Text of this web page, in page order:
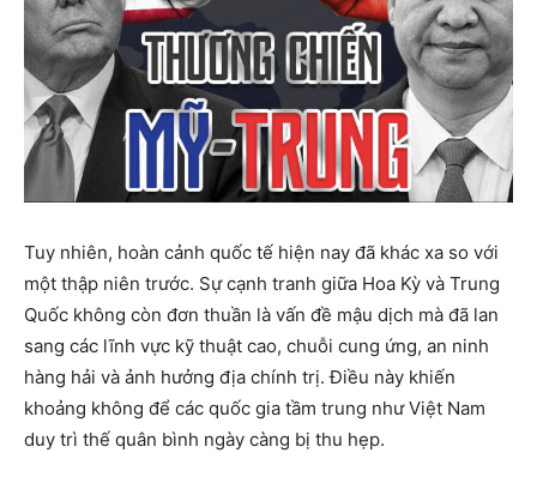
Tuy nhiên, hoàn cảnh quốc tế hiện nay đã khác xa so với
một thập niên trước. Sự cạnh tranh giữa Hoa Kỳ và Trung
Quốc không còn đơn thuần là vấn đề mậu dịch mà đã lan
sang các lĩnh vực kỹ thuật cao, chuỗi cung ứng, an ninh
hàng hải và ảnh hưởng địa chính trị. Điều này khiến
khoảng không để các quốc gia tầm trung như Việt Nam
duy trì thế quân bình ngày càng bị thu hẹp.